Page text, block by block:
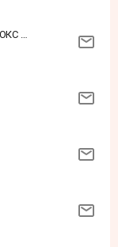
vika - ВЯЖУ НА ЗАКАЗ и Тekcтиль ЛЮКС для дoма